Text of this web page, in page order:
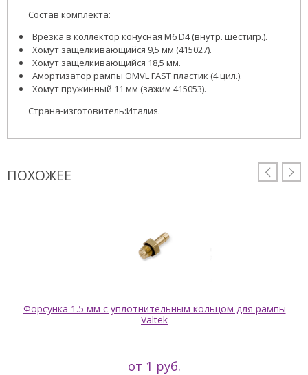
Состав комплекта:
Врезка в коллектор конусная М6 D4 (внутр. шестигр.).
Хомут защелкивающийся 9,5 мм (415027).
Хомут защелкивающийся 18,5 мм.
Амортизатор рампы OMVL FAST пластик (4 цил.).
Хомут пружинный 11 мм (зажим 415053).
Страна-изготовитель:Италия.
 
ПОХОЖЕЕ
Форсунка 1.5 мм с уплотнительным кольцом для рампы
Valtek
от 1 руб.